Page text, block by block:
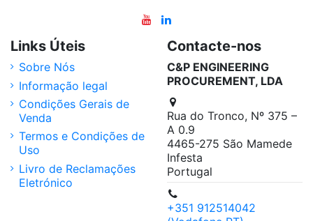
Links Úteis
Sobre Nós
Informação legal
Condições Gerais de
Venda
Termos e Condições de
Uso
Livro de Reclamações
Eletrónico
Contacte-nos
C&P ENGINEERING
PROCUREMENT, LDA
Rua do Tronco, Nº 375 –
A 0.9
4465-275 São Mamede
Infesta
Portugal
+351 912514042